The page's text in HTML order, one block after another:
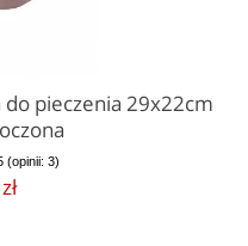
do pieczenia 29x22cm
(opinii: 3)